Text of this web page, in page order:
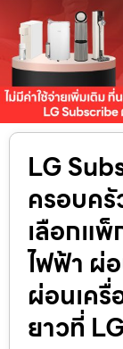
LG
ครอบครั
เลือกแพ็
ไฟฟ้า ผ่
ผ่อนเครื่
ยาวที่